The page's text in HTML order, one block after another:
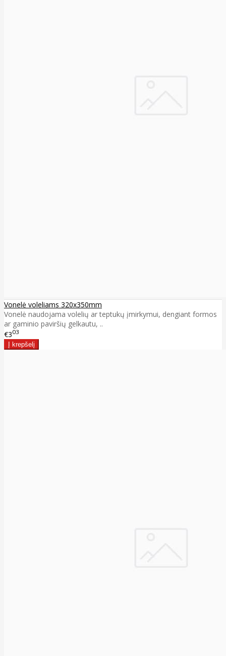
Vonelė voleliams 320x350mm
Vonelė naudojama volelių ar teptukų įmirkymui, dengiant formos
ar gaminio paviršių gelkautu, ..
€303